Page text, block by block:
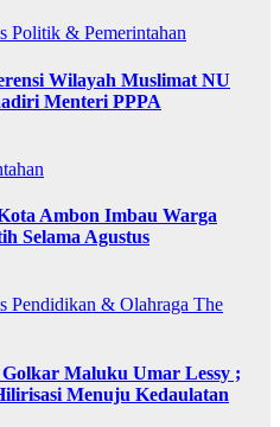
Politik & Pemerintahan
Wilayah Muslimat NU
Menteri PPPA
Ambon Imbau Warga
Selama Agustus
Pendidikan & Olahraga The
Maluku Umar Lessy ;
Menuju Kedaulatan